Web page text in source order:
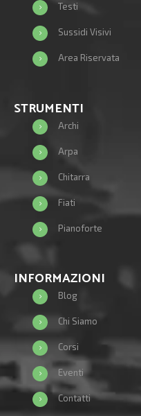
Testi
Sussidi Visivi
Area Riservata
STRUMENTI
Archi
Arpa
Chitarra
Fiati
Pianoforte
INFORMAZIONI
Blog
Chi Siamo
Corsi
Eventi
Contatti